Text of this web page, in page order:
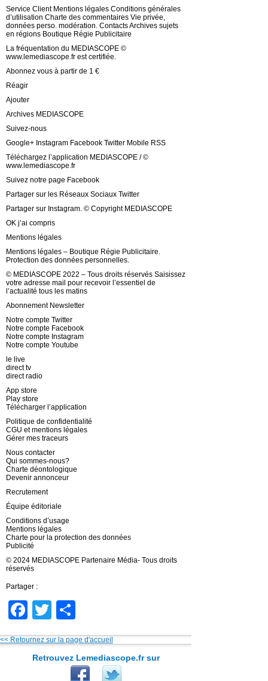
Service Client Mentions légales Conditions générales
d’utilisation Charte des commentaires Vie privée,
données perso. modération. Contacts Archives sujets
en régions Boutique Régie Publicitaire
La fréquentation du MEDIASCOPE ©
www.lemediascope.fr est certifiée.
Abonnez vous à partir de 1 €
Réagir
Ajouter
Archives MEDIASCOPE
Suivez-nous
Google+ Instagram Facebook Twitter Mobile RSS
Téléchargez l’application MEDIASCOPE / ©
www.lemediascope.fr
Suivez notre page Facebook
Partager sur les Réseaux Sociaux Twitter
Partager sur Instagram. © Copyright MEDIASCOPE
OK j’ai compris
Mentions légales
Mentions légales – Boutique Régie Publicitaire.
Protection des données personnelles.
© MEDIASCOPE 2022 – Tous droits réservés Saisissez
votre adresse mail pour recevoir l’essentiel de
l’actualité tous les matins
Abonnement Newsletter
Notre compte Twitter
Notre compte Facebook
Notre compte Instagram
Notre compte Youtube
le live
direct tv
direct radio
App store
Play store
Télécharger l’application
Politique de confidentialité
CGU et mentions légales
Gérer mes traceurs
Nous contacter
Qui sommes-nous?
Charte déontologique
Devenir annonceur
Recrutement
Équipe éditoriale
Conditions d’usage
Mentions légales
Charte pour la protection des données
Publicité
© 2024 MEDIASCOPE Partenaire Média- Tous droits
réservés
Partager :
Facebook
Twitter
<< Retournez sur la page d'accueil
Retrouvez Lemediascope.fr sur